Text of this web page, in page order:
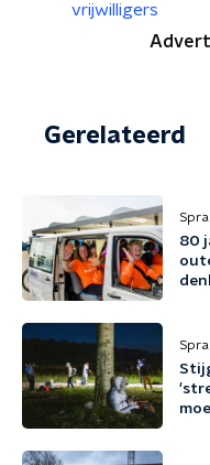
vrijwilligers
Gerelateerd
80